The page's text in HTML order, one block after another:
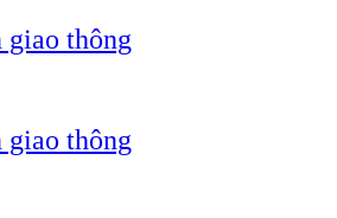
giao thông
giao thông